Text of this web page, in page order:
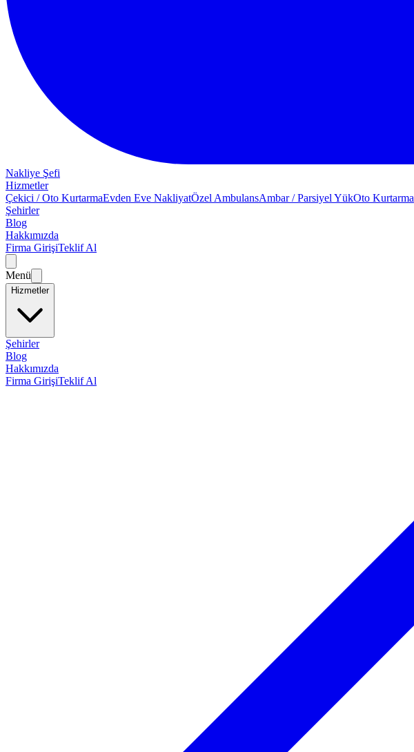
Nakliye Şefi
Hizmetler
Çekici / Oto KurtarmaEvden Eve NakliyatÖzel AmbulansAmbar / Parsiyel YükOto Kurtarma
Şehirler
Blog
Hakkımızda
Firma GirişiTeklif Al
Menü
Hizmetler
Şehirler
Blog
Hakkımızda
Firma GirişiTeklif Al